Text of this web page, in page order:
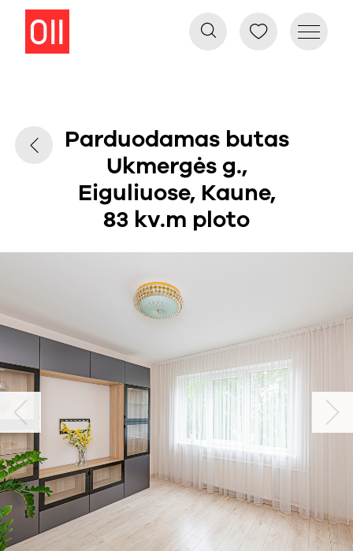
Parduodamas butas
Ukmergės g.,
Eiguliuose, Kaune,
83 kv.m ploto